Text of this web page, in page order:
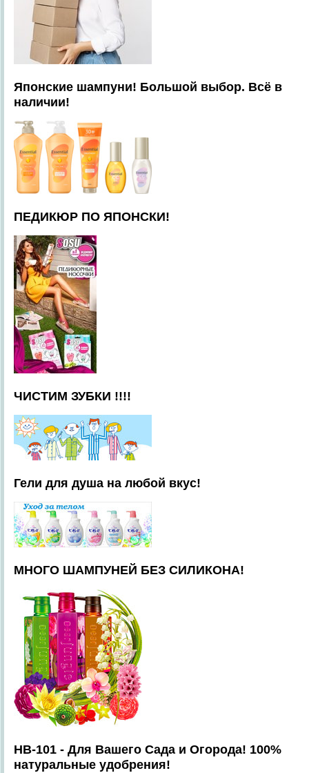
Японские шампуни! Большой выбор. Всё в
наличии!
ПЕДИКЮР ПО ЯПОНСКИ!
ЧИСТИМ ЗУБКИ !!!!
Гели для душа на любой вкус!
МНОГО ШАМПУНЕЙ БЕЗ СИЛИКОНА!
HB-101 - Для Вашего Сада и Огорода! 100%
натуральные удобрения!